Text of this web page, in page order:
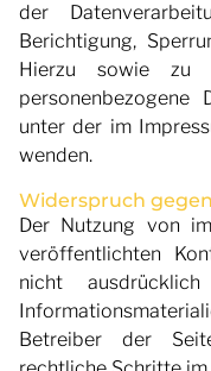
der
Berichtigung,
Hierzu sowie zu
unter der im
wenden.
Widerspruch
Der Nutzung von
veröffentlichten
nicht
Betreiber der